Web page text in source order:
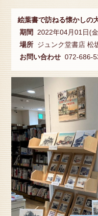
絵葉書で訪ねる懐かしの
期間
2022年04月01日(
場所 ジュンク堂書店 松
お問い合わせ 072-686-